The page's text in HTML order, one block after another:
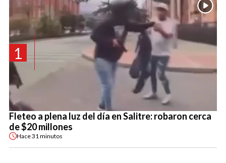
1
Fleteo a plena luz del día en Salitre: robaron cerca
de $20 millones
Hace31 minutos